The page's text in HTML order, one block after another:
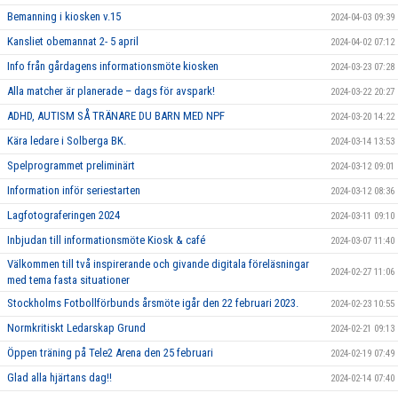
Bemanning i kiosken v.15 2024-04-03 09:39
Kansliet obemannat 2- 5 april 2024-04-02 07:12
Info från gårdagens informationsmöte kiosken 2024-03-23 07:28
Alla matcher är planerade – dags för avspark! 2024-03-22 20:27
ADHD, AUTISM SÅ TRÄNARE DU BARN MED NPF 2024-03-20 14:22
Kära ledare i Solberga BK. 2024-03-14 13:53
Spelprogrammet preliminärt 2024-03-12 09:01
Information inför seriestarten 2024-03-12 08:36
Lagfotograferingen 2024 2024-03-11 09:10
Inbjudan till informationsmöte Kiosk & café 2024-03-07 11:40
Välkommen till två inspirerande och givande digitala föreläsningar
med tema fasta situationer
2024-02-27 11:06
Stockholms Fotbollförbunds årsmöte igår den 22 februari 2023. 2024-02-23 10:55
Normkritiskt Ledarskap Grund 2024-02-21 09:13
Öppen träning på Tele2 Arena den 25 februari 2024-02-19 07:49
Glad alla hjärtans dag!! 2024-02-14 07:40